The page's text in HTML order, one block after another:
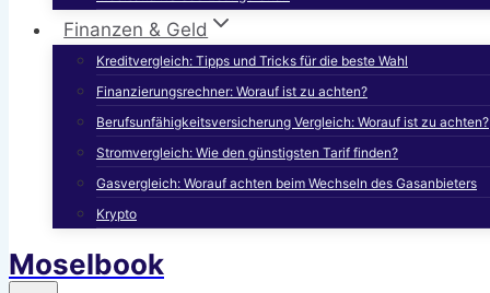
Finanzen & Geld
Kreditvergleich: Tipps und Tricks für die beste Wahl
Finanzierungsrechner: Worauf ist zu achten?
Berufsunfähigkeitsversicherung Vergleich: Worauf ist zu achten?
Stromvergleich: Wie den günstigsten Tarif finden?
Gasvergleich: Worauf achten beim Wechseln des Gasanbieters
Krypto
Moselbook